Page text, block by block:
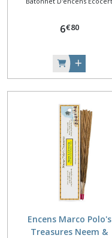
6€80
Encens Marco Polo's
Treasures Neem &